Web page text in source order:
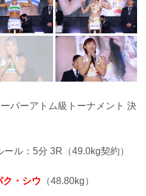
パーアトム級トーナメント 決
ル：5分 3R（49.0kg契約）
ク・シウ （48.80kg）